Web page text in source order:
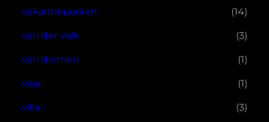
vakantieparken (14)
van der valk (3)
van diemen (1)
veja (1)
villa (3)